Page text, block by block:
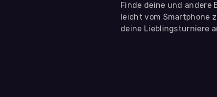
Finde deine und andere
leicht vom Smartphone
deine Lieblingsturniere